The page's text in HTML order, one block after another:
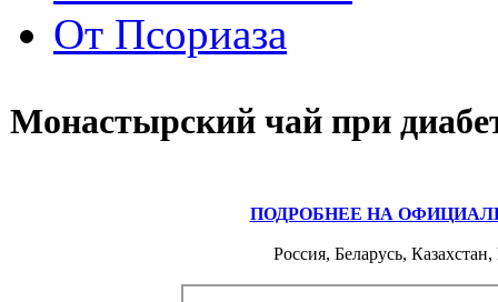
От Псориаза
Монастырский чай при
ПОДРОБНЕЕ НА
Россия, Беларусь,